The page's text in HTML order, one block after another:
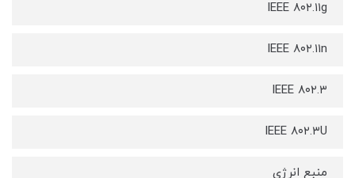
IEEE ۸۰۲.۱۱g
IEEE ۸۰۲.۱۱n
IEEE ۸۰۲.۳
IEEE ۸۰۲.۳U
منبع انرژی